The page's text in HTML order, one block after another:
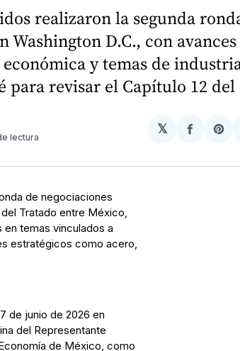
realizaron la segunda
Washington D.C., con
y temas de
para revisar el Capítulo 12
lectura
𝕏
de negociaciones
Tratado entre México,
temas vinculados a
estratégicos como acero,
de junio de 2026 en
del Representante
de México, como